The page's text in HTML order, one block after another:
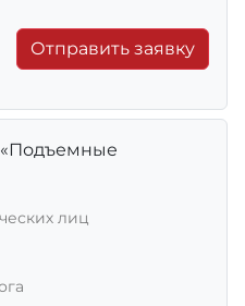
Отправить заявку
лиц